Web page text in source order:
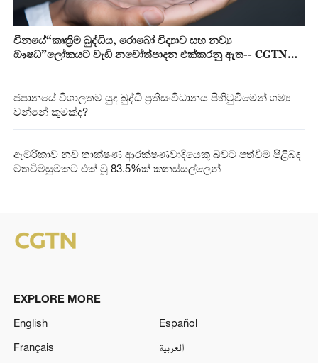
චීනයේ“කෘත්‍රිම බුද්ධිය, රොබෝ විද්‍යාව සහ නව්‍ය
ඖෂධ”ලෝකයට වැඩි නවෝත්පාදන එක්කරනු ඇත-- CGTN
ජපානයේ විශාලතම යුද බුද්ධි ප්‍රතිසංවිධානය පිහිටුවීමෙන් ගම්‍ය
වන්නේ කුමක්ද?
ඇමරිකාව නව තාක්ෂණ ආරක්ෂණවාදියෙකු බවට පත්වීම පිළිබඳ
මතවිමසුමකට එක් වූ 83.5%ක් කනස්සල්ලෙන්
EXPLORE MORE
English
Español
Français
العربية